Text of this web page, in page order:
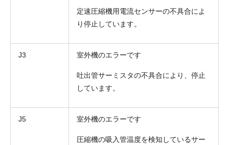
定速圧縮機用電流センサーの不具合によ
り停止しています。
J3 室外機のエラーです
吐出管サーミスタの不具合により、停止
しています。
J5 室外機のエラーです
圧縮機の吸入管温度を検知しているサー